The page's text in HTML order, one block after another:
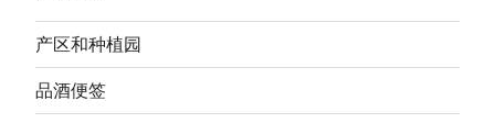
产区和种植园
品酒便签